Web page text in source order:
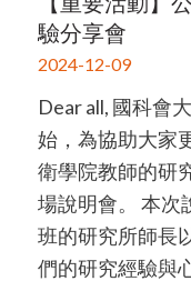
驗分享會
2024-12-09
Dear all, 國科會
始，為協助大家
衛學院教師的研
場說明會。 本次
班的研究所師長
們的研究經驗與